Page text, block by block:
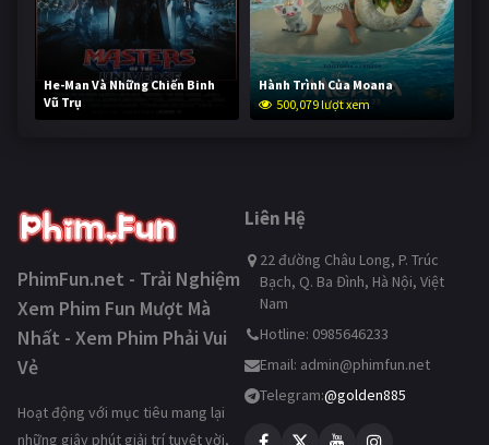
He-Man Và Những Chiến Binh
Vũ Trụ
249,612 lượt xem
Hành Trình Của Moana
500,079 lượt xem
PhimFun.net - Trải Nghiệm
Xem Phim Fun Mượt Mà
Nhất - Xem Phim Phải Vui
Vẻ
Hoạt động với mục tiêu mang lại
những giây phút giải trí tuyệt vời,
Liên Hệ
22 đường Châu Long, P. Trúc
Bạch, Q. Ba Đình, Hà Nội, Việt
Nam
Hotline: 0985646233
Email: admin@phimfun.net
Telegram:@golden885